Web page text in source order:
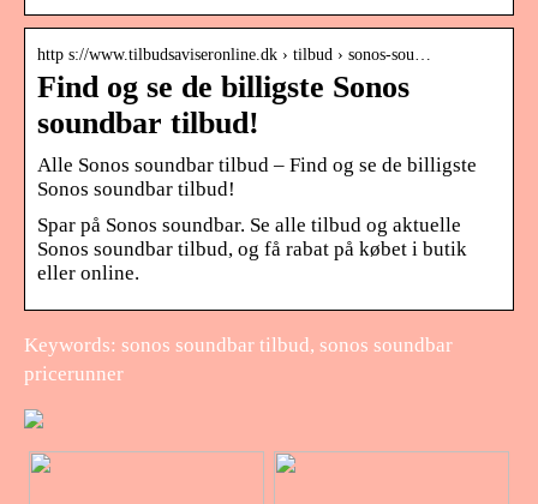
http s://www.tilbudsaviseronline.dk › tilbud › sonos-sou…
Find og se de billigste Sonos
soundbar tilbud!
Alle Sonos soundbar tilbud – Find og se de billigste
Sonos soundbar tilbud!
Spar på Sonos soundbar. Se alle tilbud og aktuelle
Sonos soundbar tilbud, og få rabat på købet i butik
eller online.
Keywords: sonos soundbar tilbud, sonos soundbar
pricerunner